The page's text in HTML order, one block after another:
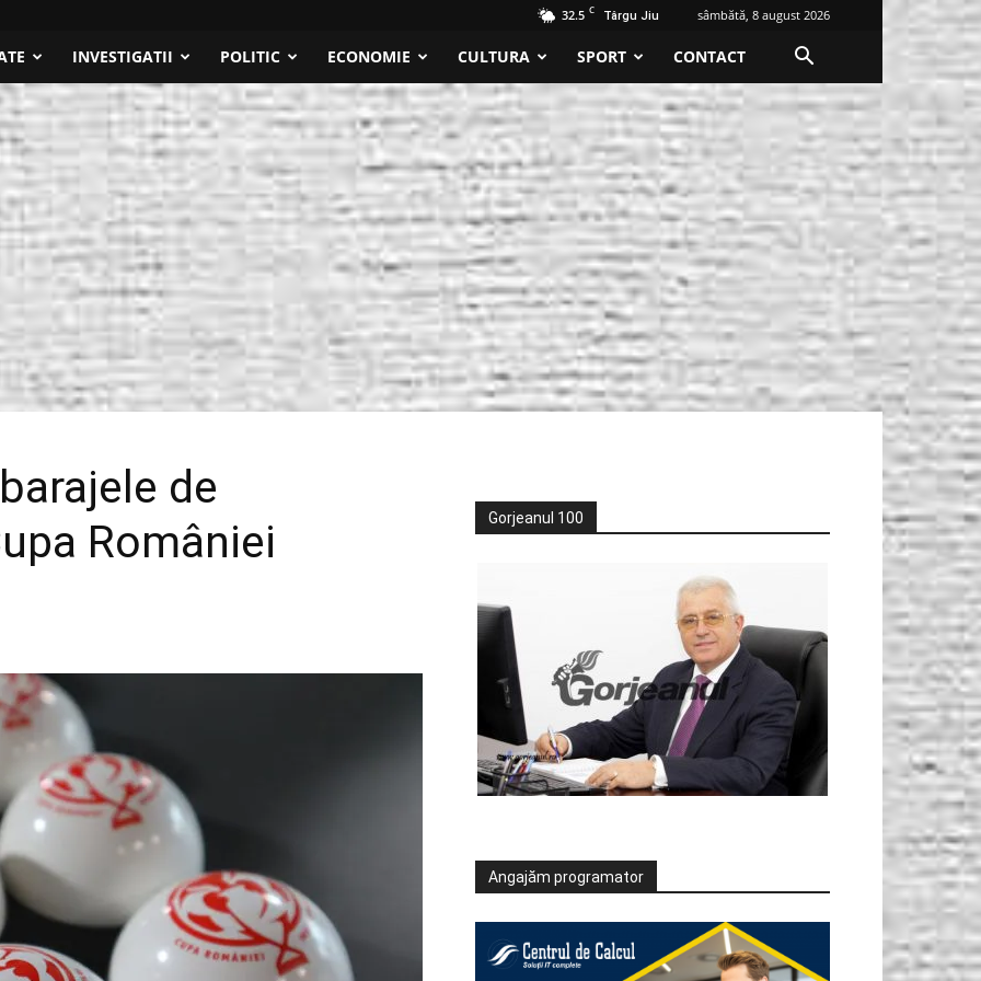
32.5 C Târgu Jiu sâmbătă, 8 august 2026
INVESTIGATII POLITIC ECONOMIE CULTURA SPORT CONTACT
de
României
Gorjeanul 100
Angajăm programator